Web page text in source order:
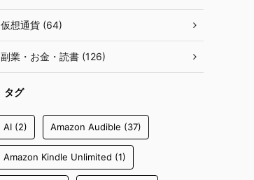
仮想通貨 (64)
副業・お金・読書 (126)
タグ
AI (2) Amazon Audible (37)
Amazon Kindle Unlimited (1)